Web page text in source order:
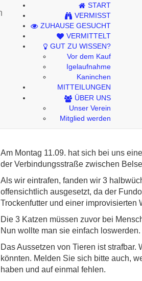
START
VERMISST
ZUHAUSE GESUCHT
VERMITTELT
GUT ZU WISSEN?
Vor dem Kauf
Igelaufnahme
Kaninchen
MITTEILUNGEN
ÜBER UNS
Unser Verein
Mitglied werden
3 Katzen im
Am Montag 11.09. hat sich bei uns
der Verbindungsstraße zwischen
Als wir eintrafen, fanden wir 3
offensichtlich ausgesetzt, da der
Trockenfutter und einer improvisierten
Die 3 Katzen müssen zuvor bei
Nun wollte man sie einfach loswerden.
Das Aussetzen von Tieren ist
könnten. Melden Sie sich bitte auch,
haben und auf einmal fehlen.